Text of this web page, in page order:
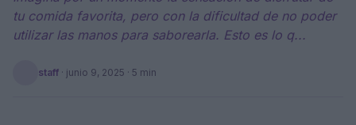
tu comida favorita, pero con la dificultad de no poder
utilizar las manos para saborearla. Esto es lo q...
staff · junio 9, 2025 · 5 min